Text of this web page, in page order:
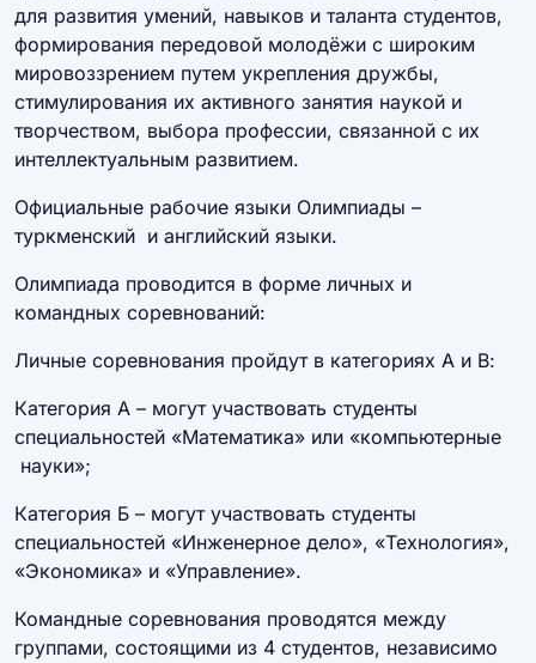
для развития умений, навыков и таланта студентов,
формирования передовой молодёжи с широким
мировоззрением путем укрепления дружбы,
стимулирования их активного занятия наукой и
творчеством, выбора профессии, связанной с их
интеллектуальным развитием.
Официальные рабочие языки Олимпиады –
туркменский и английский языки.
Олимпиада проводится в форме личных и
командных соревнований:
Личные соревнования пройдут в категориях А и В:
Категория А – могут участвовать студенты
специальностей «Математика» или «компьютерные
науки»;
Категория Б – могут участвовать студенты
специальностей «Инженерное дело», «Технология»,
«Экономика» и «Управление».
Командные соревнования проводятся между
группами, состоящими из 4 студентов, независимо